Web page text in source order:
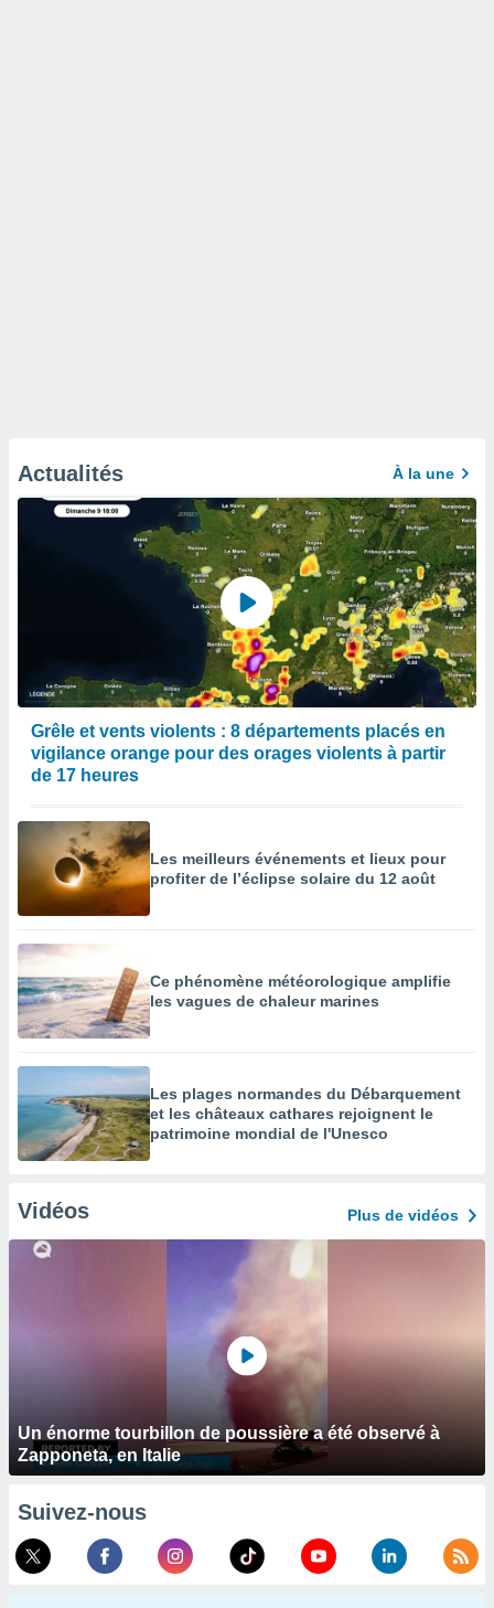
Actualités À la une
Grêle et vents violents : 8 départements placés en
vigilance orange pour des orages violents à partir
de 17 heures
Les meilleurs événements et lieux pour
profiter de l’éclipse solaire du 12 août
Ce phénomène météorologique amplifie
les vagues de chaleur marines
Les plages normandes du Débarquement
et les châteaux cathares rejoignent le
patrimoine mondial de l'Unesco
Vidéos Plus de vidéos
Un énorme tourbillon de poussière a été observé à
Zapponeta, en Italie
Suivez-nous